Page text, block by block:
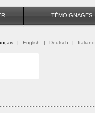
TÉMOIGNAGES
| English | Deutsch | Italiano